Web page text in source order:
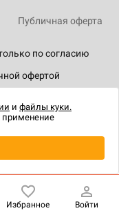
по согласию
офертой
Публичная оферта
Избранное Войти
и файлы куки.
применение